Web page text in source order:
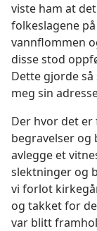
viste ham at
folkeslagene
vannflommen
disse stod
Dette gjorde
meg sin
Der hvor det
begravelser og
avlegge et
slektninger og
vi forlot
og takket for
var blitt